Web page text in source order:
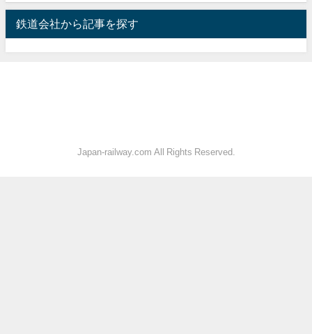
鉄道会社から記事を探す
Japan-railway.com All Rights Reserved.